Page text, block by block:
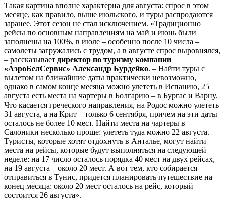
Такая картина вполне характерна для августа: спрос в этом
месяце, как правило, выше июльского, и туры распродаются
заранее. Этот сезон не стал исключением. «Традиционно
рейсы по основным направлениям на май и июнь были
заполнены на 100%, в июле – особенно после 10 числа –
самолеты загружались с трудом, а в августе спрос выровнялся,
– рассказывает директор по туризму компании
«АэроБелСервис» Александр Бурдейко. – Найти туры с
вылетом на ближайшие даты практически невозможно,
однако в самом конце месяца можно улететь в Испанию, 25
августа есть места на чартеры в Болгарию – в Бургас и Варну.
Что касается греческого направления, на Родос можно улететь
31 августа, а на Крит – только 6 сентября, причем на эти даты
осталось не более 10 мест. Найти места на чартеры в
Салоники несколько проще: улететь туда можно 22 августа.
Туристы, которые хотят отдохнуть в Анталье, могут найти
места на рейсы, которые будут выполняться на следующей
неделе: на 17 число осталось порядка 40 мест на двух рейсах,
на 19 августа – около 20 мест. А вот тем, кто собирается
отправиться в Тунис, придется планировать путешествие на
конец месяца: около 20 мест осталось на рейс, который
состоится 26 августа».